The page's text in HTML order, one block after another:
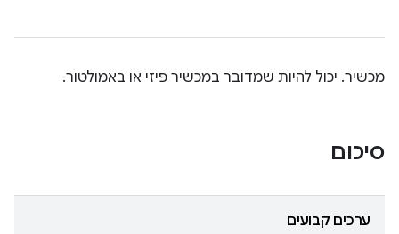
מכשיר. יכול להיות שמדובר במכשיר פיזי או באמולטור.
סיכום
ערכים קבועים